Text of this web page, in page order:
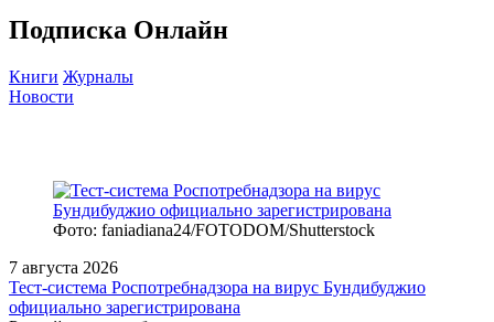
Подписка Онлайн
Книги Журналы
Новости
Фото: faniadiana24/FOTODOM/Shutterstock
7 августа 2026
Тест‑система Роспотребнадзора на вирус Бундибуджио
официально зарегистрирована